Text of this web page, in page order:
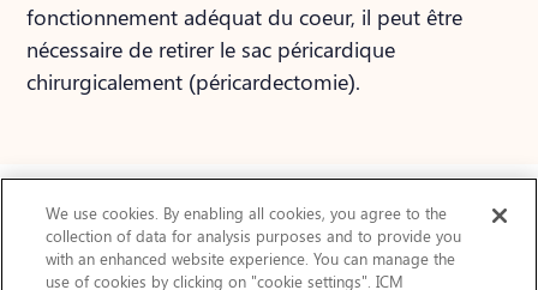
fonctionnement adéquat du coeur, il peut être
nécessaire de retirer le sac péricardique
chirurgicalement (péricardectomie).
Actualités
FAQ
We use cookies. By enabling all cookies, you agree to the
collection of data for analysis purposes and to provide you
with an enhanced website experience. You can manage the
use of cookies by clicking on "cookie settings". ICM